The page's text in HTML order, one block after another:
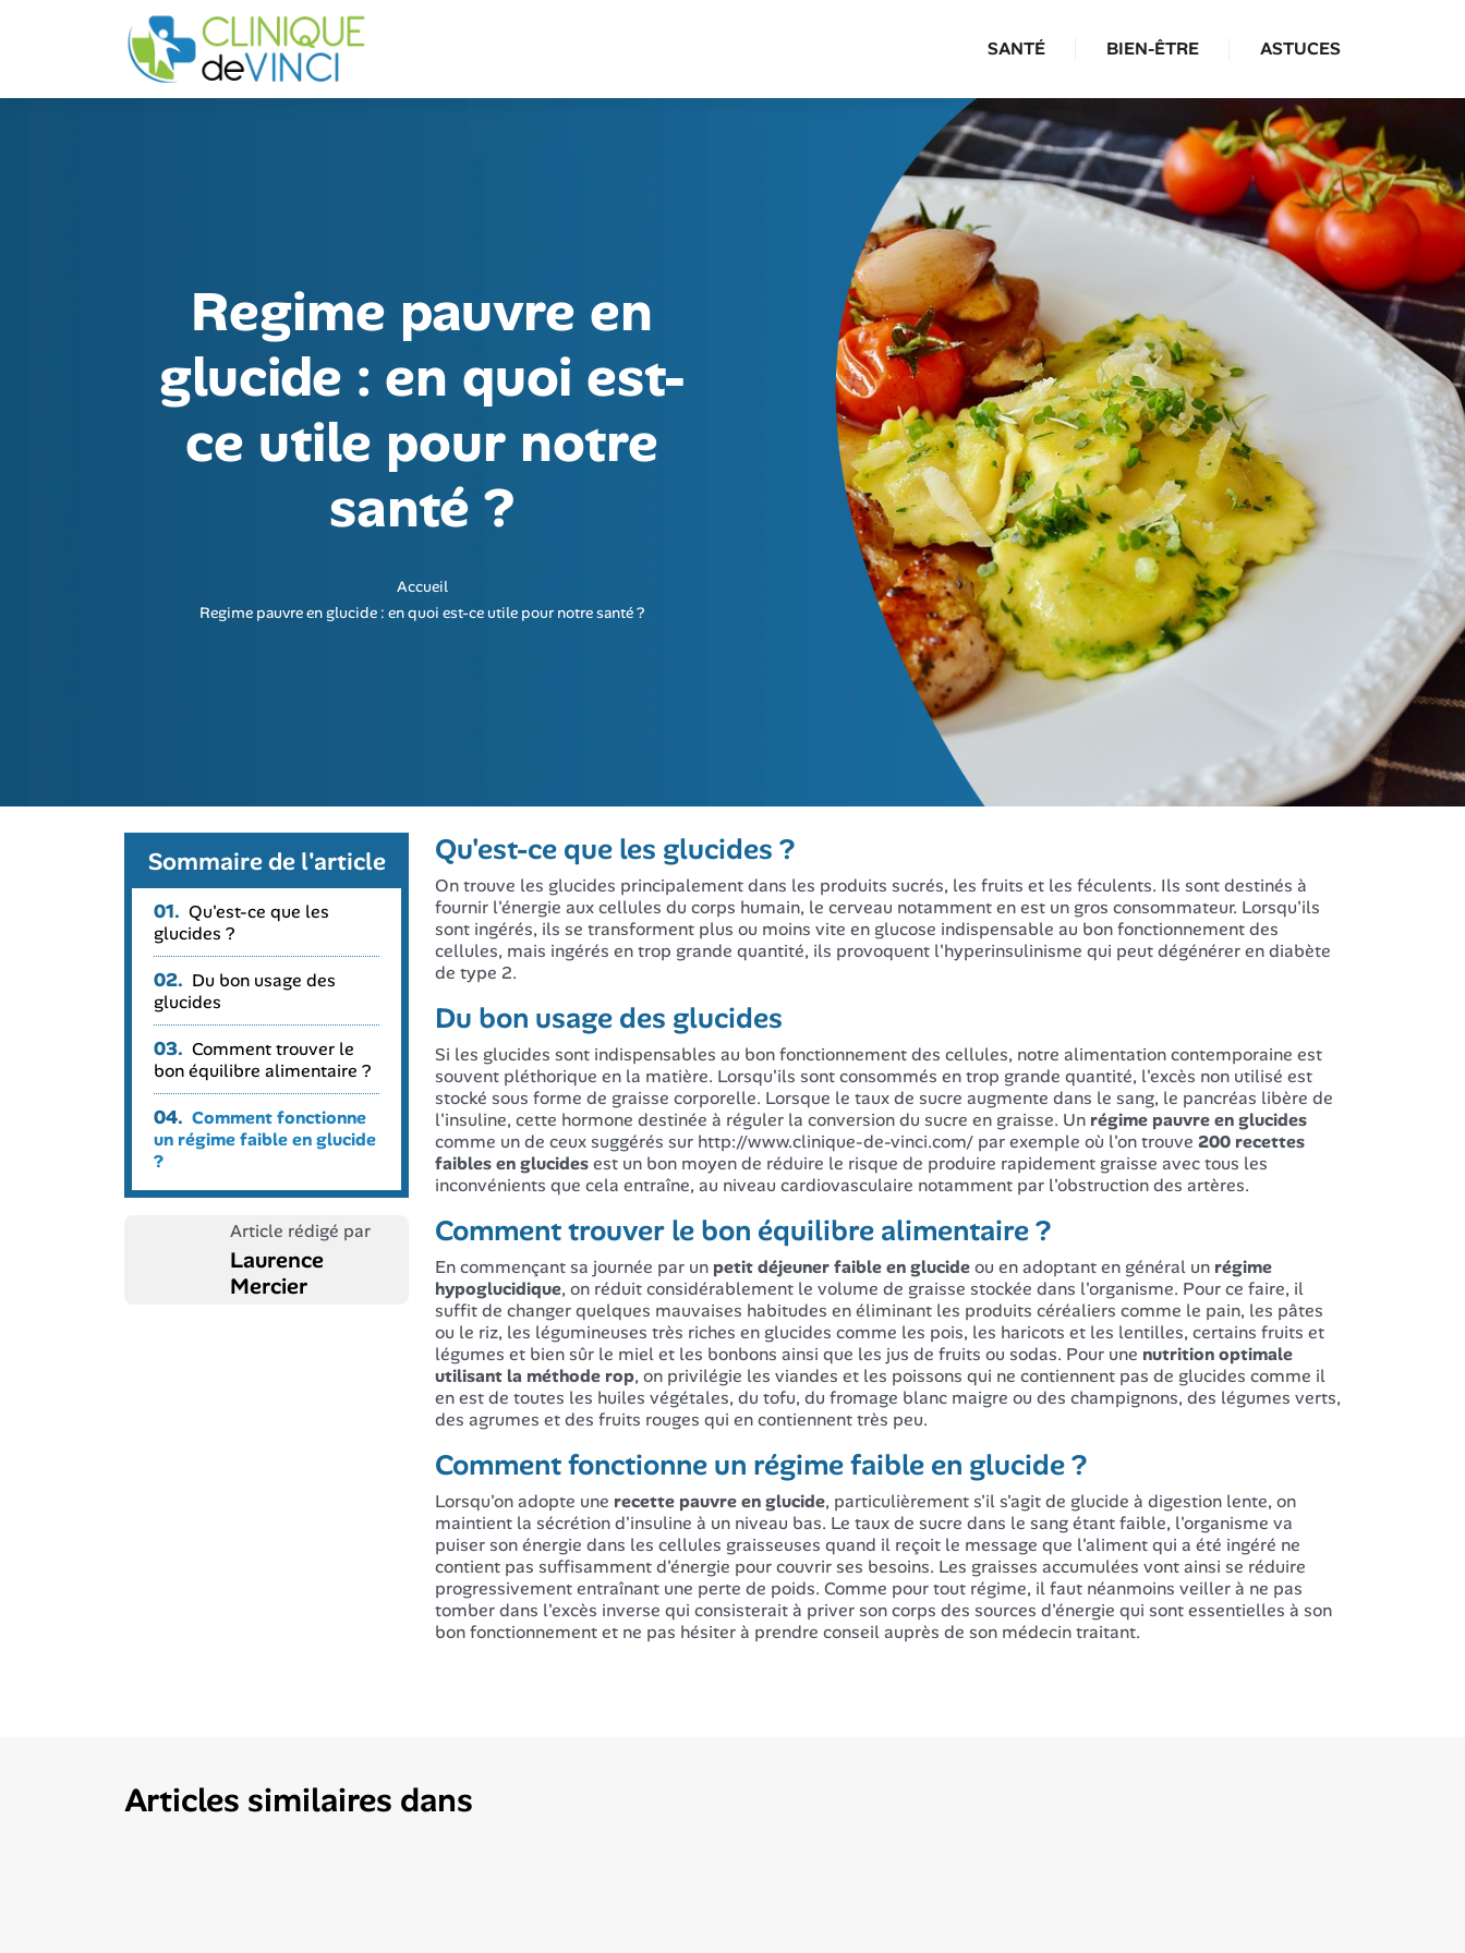
SANTÉ BIEN-ÊTRE ASTUCES
Regime pauvre en
glucide : en quoi est-
ce utile pour notre
santé ?
Accueil
Regime pauvre en glucide : en quoi est-ce utile pour notre santé ?
Qu'est-ce que les glucides ?
On trouve les glucides principalement dans les produits sucrés, les fruits et les féculents. Ils sont destinés à
fournir l'énergie aux cellules du corps humain, le cerveau notamment en est un gros consommateur. Lorsqu'ils
sont ingérés, ils se transforment plus ou moins vite en glucose indispensable au bon fonctionnement des
cellules, mais ingérés en trop grande quantité, ils provoquent l'hyperinsulinisme qui peut dégénérer en diabète
de type 2.
Du bon usage des glucides
Si les glucides sont indispensables au bon fonctionnement des cellules, notre alimentation contemporaine est
souvent pléthorique en la matière. Lorsqu'ils sont consommés en trop grande quantité, l'excès non utilisé est
stocké sous forme de graisse corporelle. Lorsque le taux de sucre augmente dans le sang, le pancréas libère de
l'insuline, cette hormone destinée à réguler la conversion du sucre en graisse. Un régime pauvre en glucides
comme un de ceux suggérés sur http://www.clinique-de-vinci.com/ par exemple où l'on trouve 200 recettes
faibles en glucidesest un bon moyen de réduire le risque de produire rapidement graisse avec tous les
inconvénients que cela entraîne, au niveau cardiovasculaire notamment par l'obstruction des artères.
Comment trouver le bon équilibre alimentaire ?
En commençant sa journée par un petit déjeuner faible en glucideou en adoptant en général un régime
hypoglucidique, on réduit considérablement le volume de graisse stockée dans l'organisme. Pour ce faire, il
suffit de changer quelques mauvaises habitudes en éliminant les produits céréaliers comme le pain, les pâtes
ou le riz, les légumineuses très riches en glucides comme les pois, les haricots et les lentilles, certains fruits et
légumes et bien sûr le miel et les bonbons ainsi que les jus de fruits ou sodas. Pour une nutrition optimale
utilisant la méthode rop, on privilégie les viandes et les poissons qui ne contiennent pas de glucides comme il
en est de toutes les huiles végétales, du tofu, du fromage blanc maigre ou des champignons, des légumes verts,
des agrumes et des fruits rouges qui en contiennent très peu.
Comment fonctionne un régime faible en glucide ?
Lorsqu'on adopte une recette pauvre en glucide, particulièrement s'il s'agit de glucide à digestion lente, on
maintient la sécrétion d'insuline à un niveau bas. Le taux de sucre dans le sang étant faible, l'organisme va
puiser son énergie dans les cellules graisseuses quand il reçoit le message que l'aliment qui a été ingéré ne
contient pas suffisamment d'énergie pour couvrir ses besoins. Les graisses accumulées vont ainsi se réduire
progressivement entraînant une perte de poids. Comme pour tout régime, il faut néanmoins veiller à ne pas
tomber dans l'excès inverse qui consisterait à priver son corps des sources d'énergie qui sont essentielles à son
bon fonctionnement et ne pas hésiter à prendre conseil auprès de son médecin traitant.
Sommaire de l'article
01. Qu'est-ce que les
glucides ?
02. Du bon usage des
glucides
03. Comment trouver le
bon équilibre alimentaire ?
04. Comment fonctionne
un régime faible en glucide
?
Article rédigé par
Laurence
Mercier
Articles similaires dans